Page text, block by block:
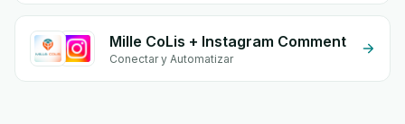
Mille CoLis + Instagram Comment
Conectar y Automatizar